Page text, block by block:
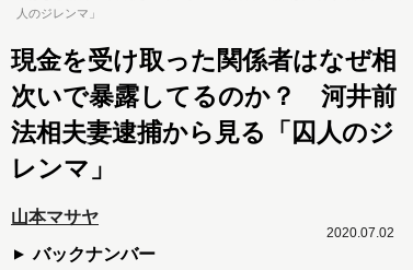
人のジレンマ」
現金を受け取った関係者はなぜ相
次いで暴露してるのか？ 河井前
法相夫妻逮捕から見る「囚人のジ
レンマ」
山本マサヤ
バックナンバー
2020.07.02